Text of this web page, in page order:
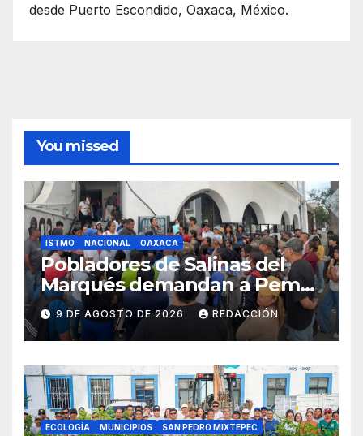
desde Puerto Escondido, Oaxaca, México.
You missed
ISTMO NACIONAL OAXACA
Pobladores de Salinas del
Marqués demandan a Pemex
por derrames de petróleo en
Salina Cruz
9 DE AGOSTO DE 2026 REDACCIÓN
ECOLOGÍA MUNICIPIOS SAN PEDRO MIXTEPEC